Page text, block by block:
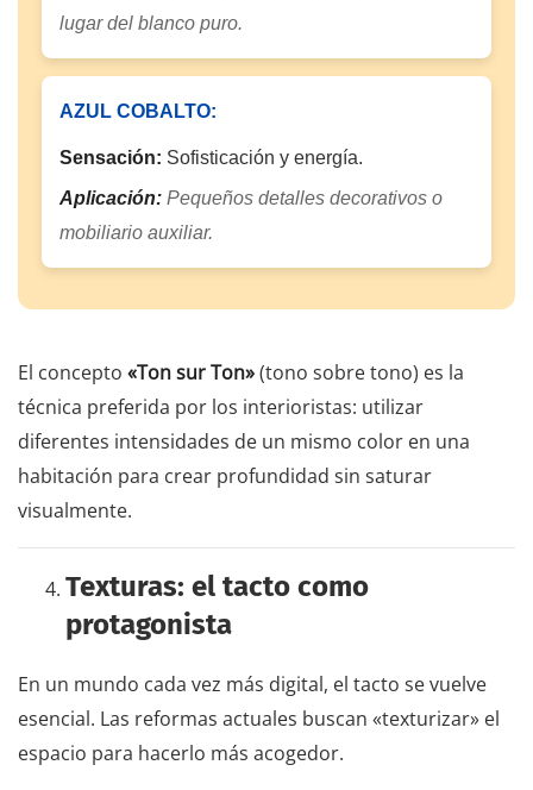
lugar del blanco puro.
AZUL COBALTO:
Sensación: Sofisticación y energía.
Aplicación: Pequeños detalles decorativos o
mobiliario auxiliar.
El concepto «Ton sur Ton»(tono sobre tono) es la
técnica preferida por los interioristas: utilizar
diferentes intensidades de un mismo color en una
habitación para crear profundidad sin saturar
visualmente.
Texturas: el tacto como
protagonista
En un mundo cada vez más digital, el tacto se vuelve
esencial. Las reformas actuales buscan «texturizar» el
espacio para hacerlo más acogedor.